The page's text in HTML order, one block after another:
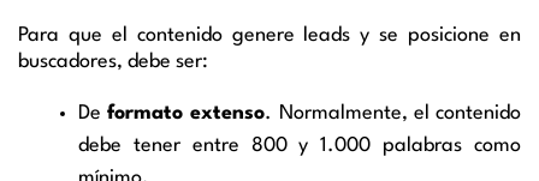
Para que el contenido genere leads y se posicione en
buscadores, debe ser:
Deformato extenso. Normalmente, el contenido
debe tener entre 800 y 1.000 palabras como